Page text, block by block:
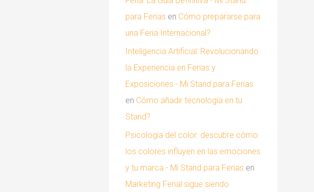
para Ferias en Cómo prepararse para
una Feria Internacional?
Inteligencia Artificial: Revolucionando
la Experiencia en Ferias y
Exposiciones - Mi Stand para Ferias
en Cómo añadir tecnología en tu
Stand?
Psicología del color: descubre cómo
los colores influyen en las emociones
y tu marca - Mi Stand para Ferias en
Marketing Ferial sigue siendo